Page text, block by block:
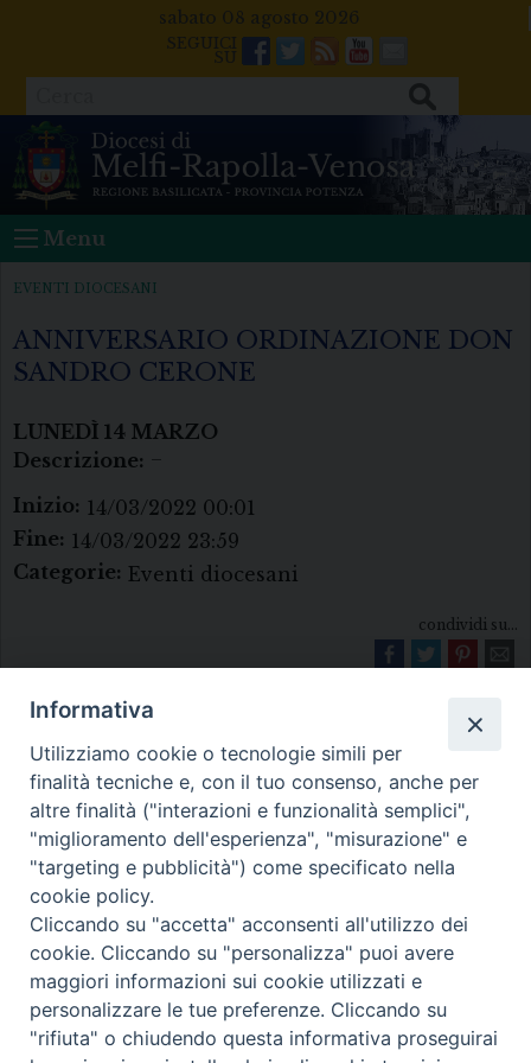
sabato 08 agosto 2026
Facebook
Twitter
FeedsYoutube
Mail
Menu
EVENTI DIOCESANI
ANNIVERSARIO ORDINAZIONE DON
SANDRO CERONE
LUNEDÌ 14 MARZO
Descrizione: –
Inizio: 14/03/2022 00:01
Fine: 14/03/2022 23:59
Categorie: Eventi diocesani
condividi su...
Diocesi di Melfi Rapolla Venosa
• Largo Duomo, 12 - 85025 MELFI (PZ) •
Tel. 0972238604
PEC ufficiale della Diocesi:
diocesi.melfi_rapolla_venosa@legalmail.it
Informativa
Utilizziamo cookie o tecnologie simili per
finalità tecniche e, con il tuo consenso, anche per
altre finalità ("interazioni e funzionalità semplici",
"miglioramento dell'esperienza", "misurazione" e
"targeting e pubblicità") come specificato nella
cookie policy.
Cliccando su "accetta" acconsenti all'utilizzo dei
cookie. Cliccando su "personalizza" puoi avere
maggiori informazioni sui cookie utilizzati e
personalizzare le tue preferenze. Cliccando su
"rifiuta" o chiudendo questa informativa proseguirai